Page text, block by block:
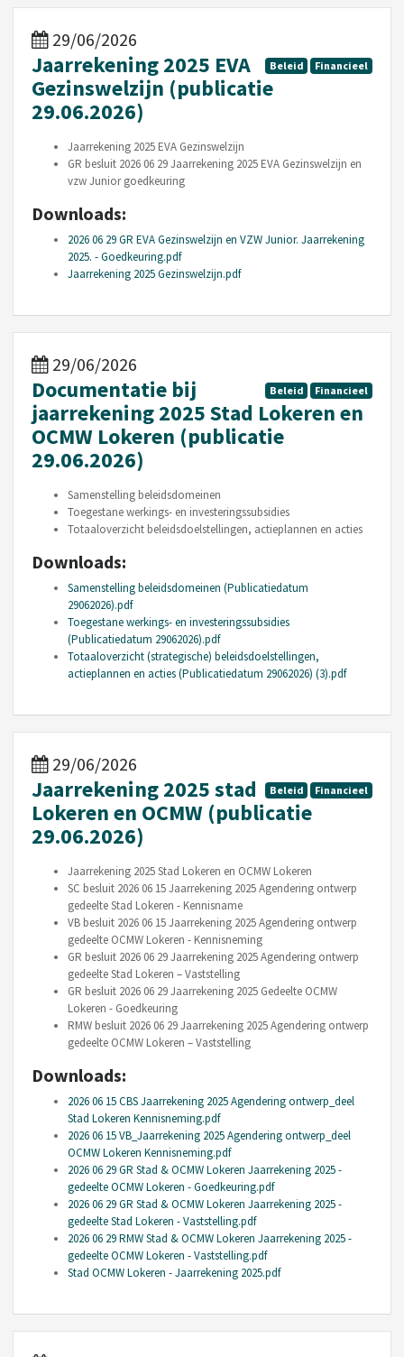
29/06/2026
Beleid Financieel
Jaarrekening 2025 EVA
Gezinswelzijn (publicatie
29.06.2026)
Jaarrekening 2025 EVA Gezinswelzijn
GR besluit 2026 06 29 Jaarrekening 2025 EVA Gezinswelzijn en
vzw Junior goedkeuring
Downloads:
2026 06 29 GR EVA Gezinswelzijn en VZW Junior. Jaarrekening
2025. - Goedkeuring.pdf
Jaarrekening 2025 Gezinswelzijn.pdf
29/06/2026
Beleid Financieel
Documentatie bij
jaarrekening 2025 Stad Lokeren en
OCMW Lokeren (publicatie
29.06.2026)
Samenstelling beleidsdomeinen
Toegestane werkings- en investeringssubsidies
Totaaloverzicht beleidsdoelstellingen, actieplannen en acties
Downloads:
Samenstelling beleidsdomeinen (Publicatiedatum
29062026).pdf
Toegestane werkings- en investeringssubsidies
(Publicatiedatum 29062026).pdf
Totaaloverzicht (strategische) beleidsdoelstellingen,
actieplannen en acties (Publicatiedatum 29062026) (3).pdf
29/06/2026
Beleid Financieel
Jaarrekening 2025 stad
Lokeren en OCMW (publicatie
29.06.2026)
Jaarrekening 2025 Stad Lokeren en OCMW Lokeren
SC besluit 2026 06 15 Jaarrekening 2025 Agendering ontwerp
gedeelte Stad Lokeren - Kennisname
VB besluit 2026 06 15 Jaarrekening 2025 Agendering ontwerp
gedeelte OCMW Lokeren - Kennisneming
GR besluit 2026 06 29 Jaarrekening 2025 Agendering ontwerp
gedeelte Stad Lokeren – Vaststelling
GR besluit 2026 06 29 Jaarrekening 2025 Gedeelte OCMW
Lokeren - Goedkeuring
RMW besluit 2026 06 29 Jaarrekening 2025 Agendering ontwerp
gedeelte OCMW Lokeren – Vaststelling
Downloads:
2026 06 15 CBS Jaarrekening 2025 Agendering ontwerp_deel
Stad Lokeren Kennisneming.pdf
2026 06 15 VB_Jaarrekening 2025 Agendering ontwerp_deel
OCMW Lokeren Kennisneming.pdf
2026 06 29 GR Stad & OCMW Lokeren Jaarrekening 2025 -
gedeelte OCMW Lokeren - Goedkeuring.pdf
2026 06 29 GR Stad & OCMW Lokeren Jaarrekening 2025 -
gedeelte Stad Lokeren - Vaststelling.pdf
2026 06 29 RMW Stad & OCMW Lokeren Jaarrekening 2025 -
gedeelte OCMW Lokeren - Vaststelling.pdf
Stad OCMW Lokeren - Jaarrekening 2025.pdf